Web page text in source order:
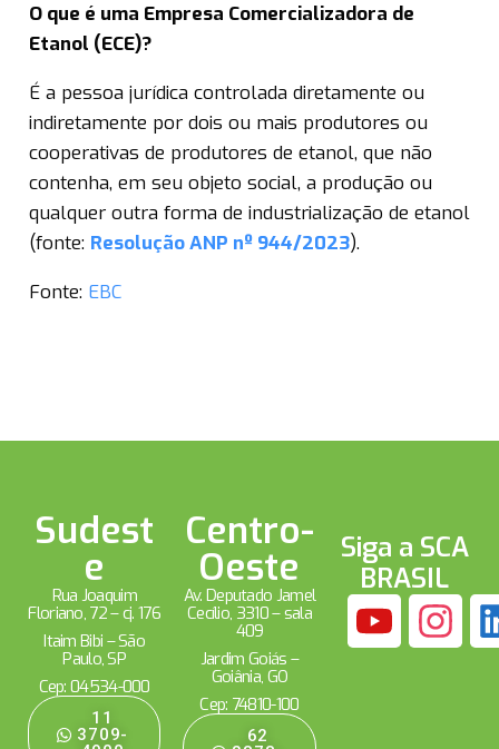
O que é uma Empresa Comercializadora de
Etanol (ECE)?
É a pessoa jurídica controlada diretamente ou
indiretamente por dois ou mais produtores ou
cooperativas de produtores de etanol, que não
contenha, em seu objeto social, a produção ou
qualquer outra forma de industrialização de etanol
(fonte: Resolução ANP nº 944/2023).
Fonte: EBC
Sudest
e
Rua Joaquim
Floriano, 72 – cj. 176
Itaim Bibi – São
Paulo, SP
Cep: 04534-000
11
3709-
Centro-
Oeste
Av. Deputado Jamel
Cecílio, 3310 – sala
409
Jardim Goiás –
Goiânia, GO
Cep: 74810-100
62
Siga a SCA
BRASIL